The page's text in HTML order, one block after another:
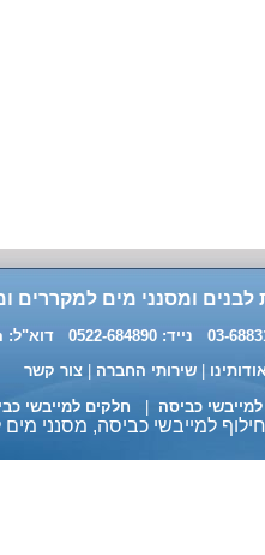
לבנים ומסנני מים למקררים
שירותי החברה
צור קשר
כביסה חלקים למייבשי
למייבשי כביסה, מסנני